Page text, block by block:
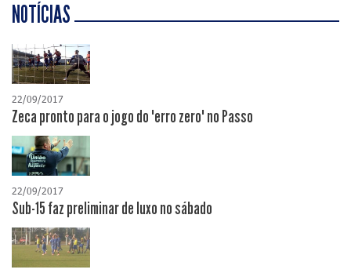
NOTÍCIAS
22/09/2017
Zeca pronto para o jogo do "erro zero" no Passo
22/09/2017
Sub-15 faz preliminar de luxo no sábado